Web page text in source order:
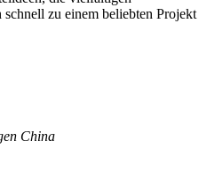
zu einem beliebten Projekt
China